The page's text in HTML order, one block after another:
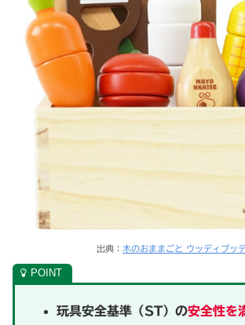
出典： 木のおままごと ウッディプッ
玩具安全基準（ST）の安全性を